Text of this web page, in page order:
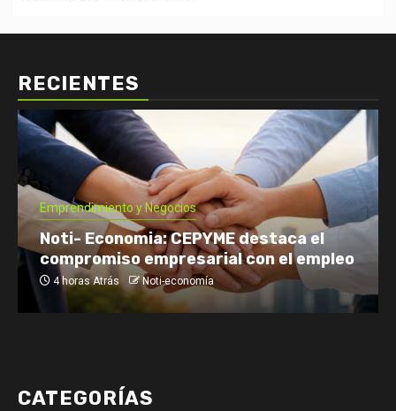
RECIENTES
Emprendimiento y Negocios
Noti- Economia: CEPYME destaca el
compromiso empresarial con el empleo
4 horas Atrás Noti-economía
CATEGORÍAS